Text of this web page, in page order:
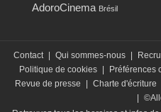
AdoroCinema Brésil
Contact | Qui sommes-nous |
Politique de cookies | Préférences
Revue de presse
| Charte d'écriture
|